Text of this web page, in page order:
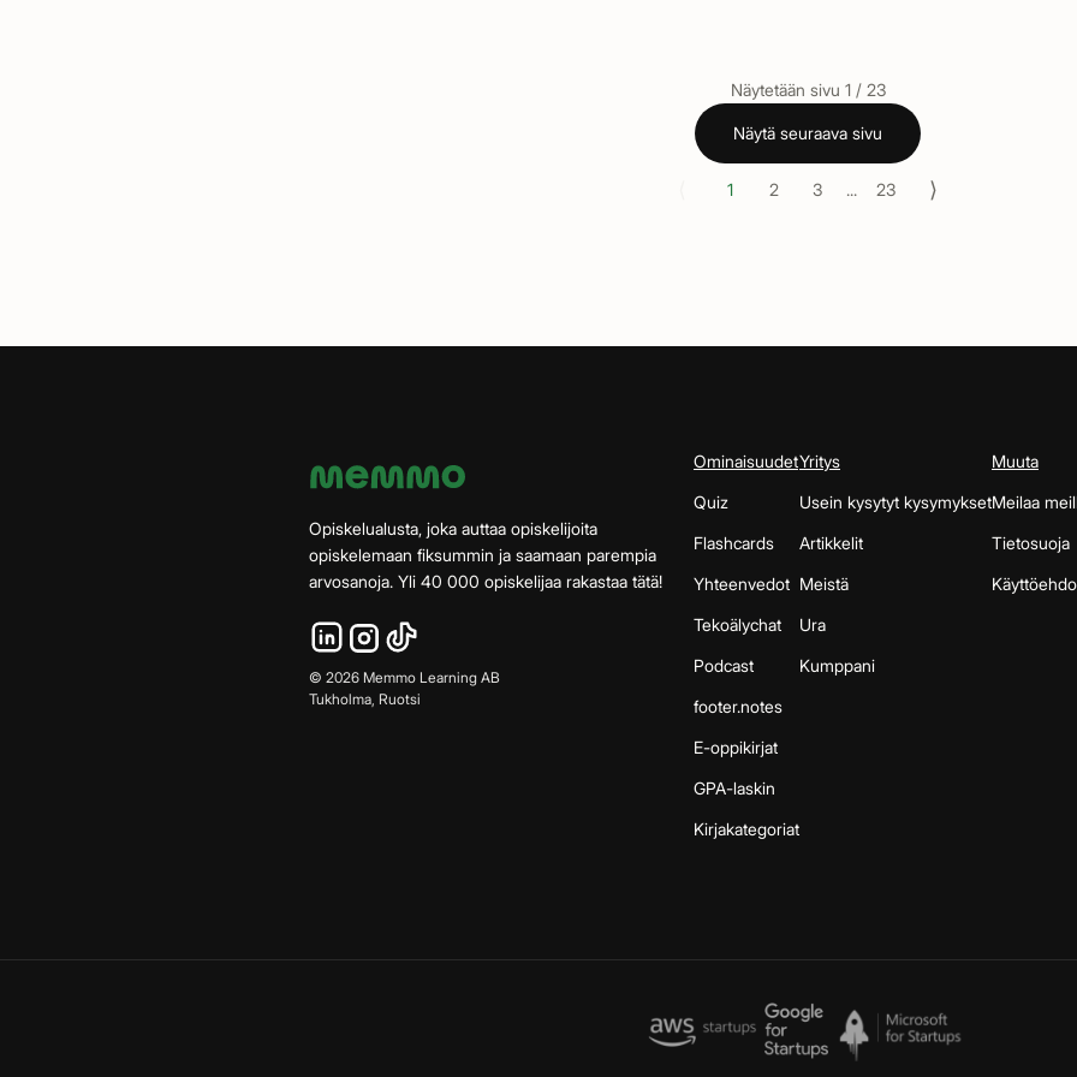
Näytetään sivu 1 / 23
Näytä seuraava sivu
1 2 3 ... 23 ⟩
Opiskelualusta, joka auttaa opiskelijoita
opiskelemaan fiksummin ja saamaan parempia
arvosanoja. Yli 40 000 opiskelijaa rakastaa tätä!
© 2026 Memmo Learning AB
Tukholma, Ruotsi
Ominaisuudet
Quiz
Flashcards
Yhteenvedot
Tekoälychat
Podcast
footer.notes
E-oppikirjat
GPA-laskin
Kirjakategoriat
Yritys
Usein kysytyt kysymykset
Artikkelit
Meistä
Ura
Kumppani
Muuta
Meilaa
Tietosuoja